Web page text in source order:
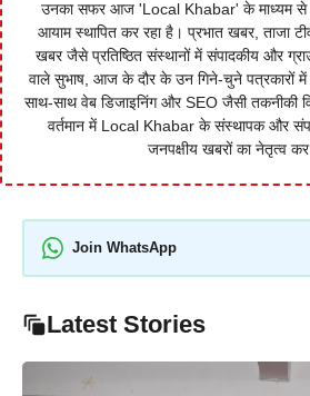
उनका सफर आज 'Local Khabar' के माध्यम से
आयाम स्थापित कर रहा है। प्रभात खबर, ताजा
खबर जैसे प्रतिष्ठित संस्थानों में संपादकीय और
वाले सुभाष, आज के दौर के उन गिने-चुने पत्रकारों में
साथ-साथ वेब डिजाइनिंग और SEO जैसी तकनीकी
वर्तमान में Local Khabar के संस्थापक और
जनपक्षीय खबरों का नेतृत्व
Join WhatsApp
Latest Stories